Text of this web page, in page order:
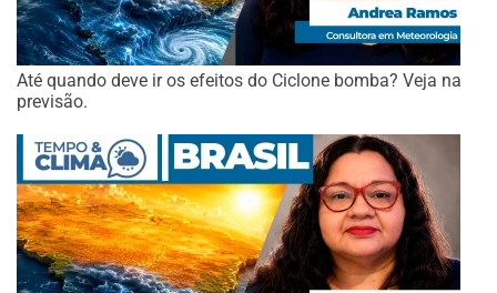
Até quando deve ir os efeitos do Ciclone bomba? Veja na
previsão.